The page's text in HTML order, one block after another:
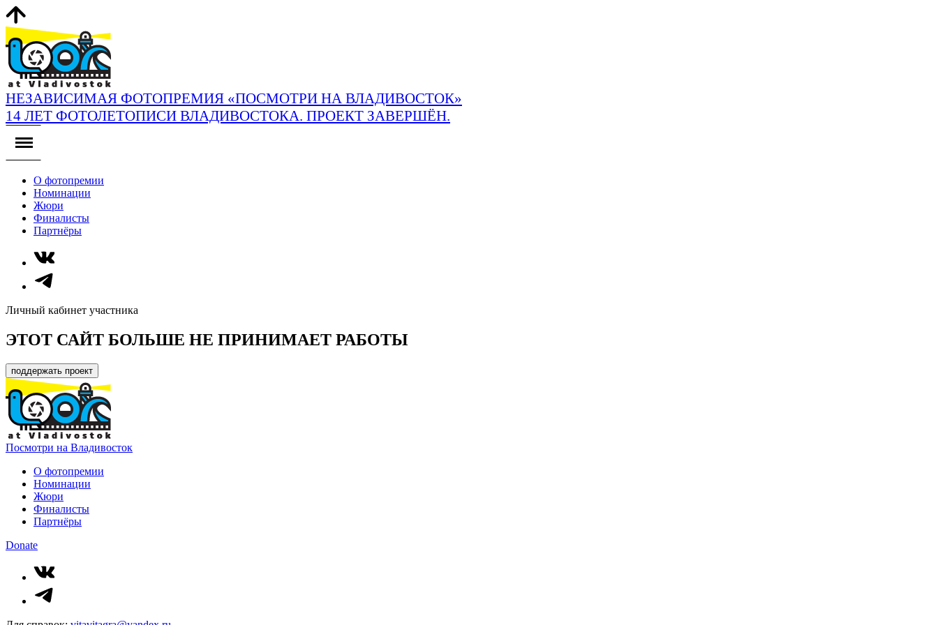
НЕЗАВИСИМАЯ ФОТОПРЕМИЯ «ПОСМОТРИ НА ВЛАДИВОСТОК»
14 ЛЕТ ФОТОЛЕТОПИСИ ВЛАДИВОСТОКА. ПРОЕКТ ЗАВЕРШЁН.
О фотопремии
Номинации
Жюри
Финалисты
Партнёры
Личный кабинет участника
ЭТОТ САЙТ БОЛЬШЕ НЕ ПРИНИМАЕТ РАБОТЫ
поддержать проект
Посмотри на Владивосток
О фотопремии
Номинации
Жюри
Финалисты
Партнёры
Donate